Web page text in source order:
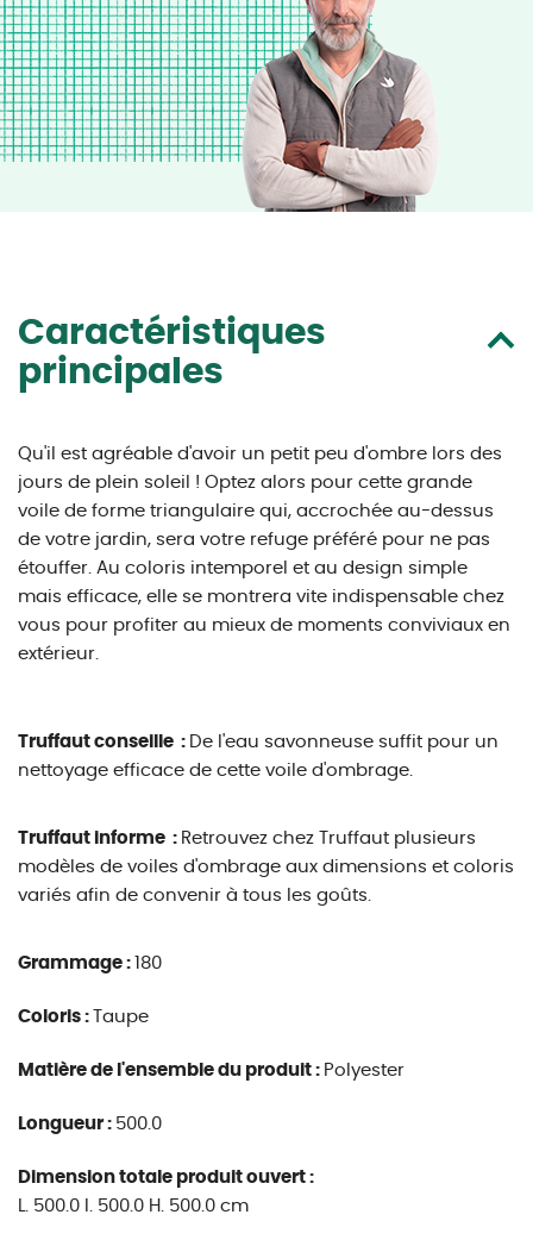
Caractéristiques
principales
Qu'il est agréable d'avoir un petit peu d'ombre lors des
jours de plein soleil ! Optez alors pour cette grande
voile de forme triangulaire qui, accrochée au-dessus
de votre jardin, sera votre refuge préféré pour ne pas
étouffer. Au coloris intemporel et au design simple
mais efficace, elle se montrera vite indispensable chez
vous pour profiter au mieux de moments conviviaux en
extérieur.
Truffaut conseille : De l'eau savonneuse suffit pour un
nettoyage efficace de cette voile d'ombrage.
Truffaut informe : Retrouvez chez Truffaut plusieurs
modèles de voiles d'ombrage aux dimensions et coloris
variés afin de convenir à tous les goûts.
Grammage : 180
Coloris : Taupe
Matière de l'ensemble du produit : Polyester
Longueur : 500.0
Dimension totale produit ouvert :
L. 500.0 l. 500.0 H. 500.0 cm